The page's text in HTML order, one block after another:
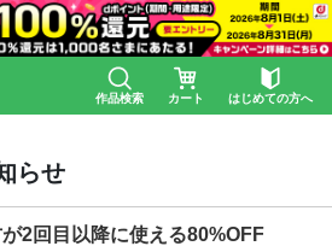
作品検索 カート はじめての方へ
らせ
が2回目以降に使える80%OFF